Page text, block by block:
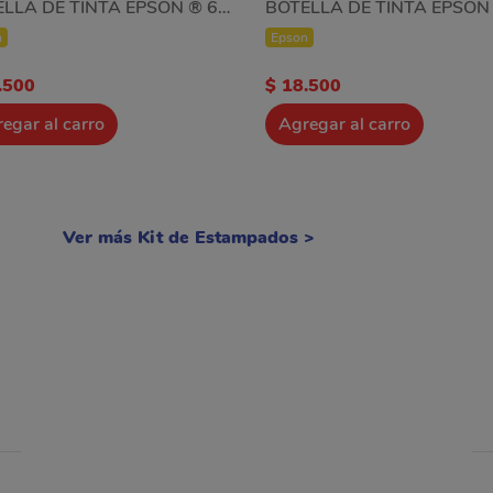
BOTELLA DE TINTA EPSON ® 673 T673320-AL Magenta
al carro
Epson
$ 18.500
Agregar al carro
Ver más Kit de Estampados >